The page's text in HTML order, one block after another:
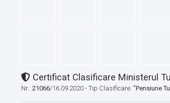
Certificat Clasificare Ministerul
Nr.: 21066/16.09.2020 - Tip Clasificare: "Pensiune